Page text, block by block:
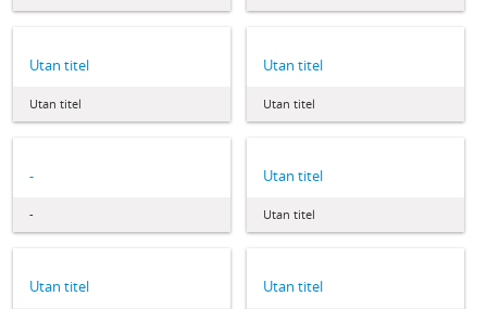
Utan titel
Utan titel
Utan titel
Utan titel
-
-
Utan titel
Utan titel
Utan titel Utan titel